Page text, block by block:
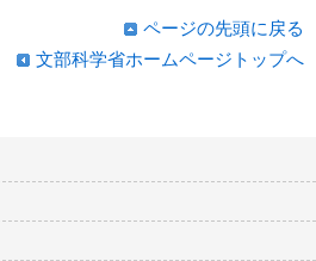
ページの先頭に戻る
文部科学省ホームページトップへ